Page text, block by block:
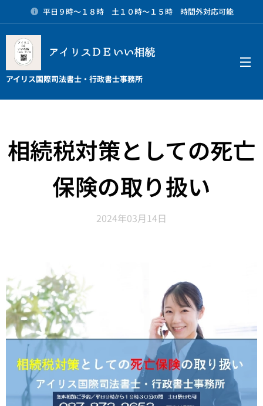
平日９時～１８時 土１０時～１５時 時間外対応可能
アイリスＤＥいい相続
アイリス国際司法書士・行政書士事務所
相続税対策としての死亡
保険の取り扱い
2024年03月14日